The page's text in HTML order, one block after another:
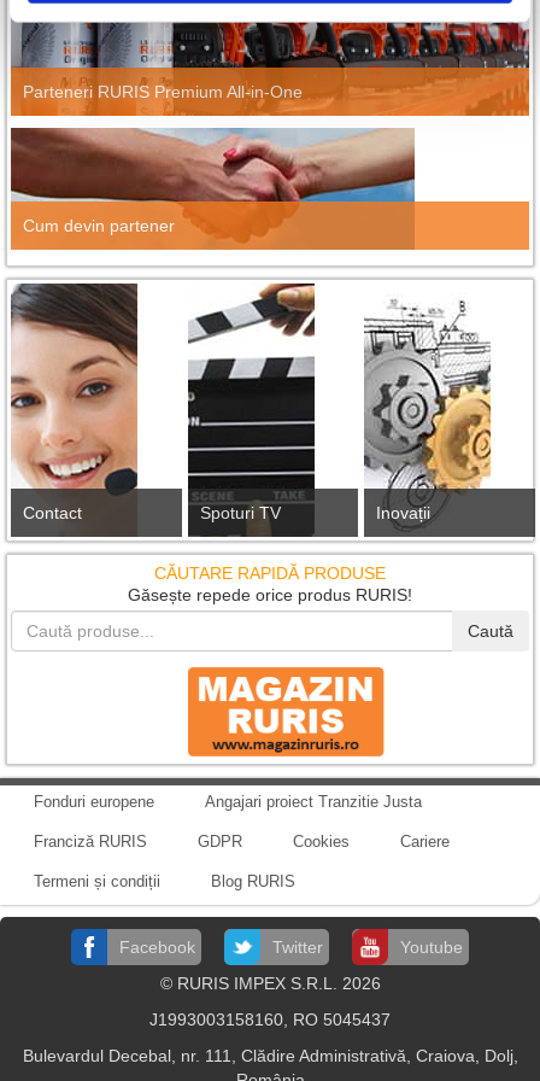
Parteneri RURIS Premium All-in-One
Cum devin partener
Contact Spoturi TV Inovații
CĂUTARE RAPIDĂ PRODUSE
Găsește repede orice produs RURIS!
Caută
Fonduri europene Angajari proiect Tranzitie Justa
Franciză RURIS GDPR Cookies Cariere
Termeni și condiții Blog RURIS
Facebook Twitter
Youtube
© RURIS IMPEX S.R.L. 2026
J1993003158160, RO 5045437
Bulevardul Decebal, nr. 111, Clădire Administrativă, Craiova, Dolj,